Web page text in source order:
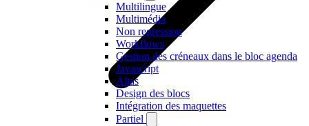
Multilingue
Multimédia
Non regression
Workflows
Gestion des créneaux dans le bloc agenda
Javascript
Alias
Design des blocs
Intégration des maquettes
Partiel